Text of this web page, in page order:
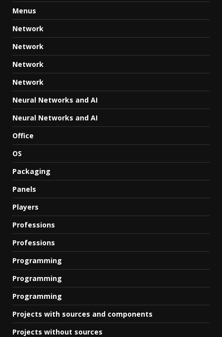
Menus
Network
Network
Network
Network
Neural Networks and AI
Neural Networks and AI
Office
OS
Packaging
Panels
Players
Professions
Professions
Programming
Programming
Programming
Projects with sources and components
Projects without sources